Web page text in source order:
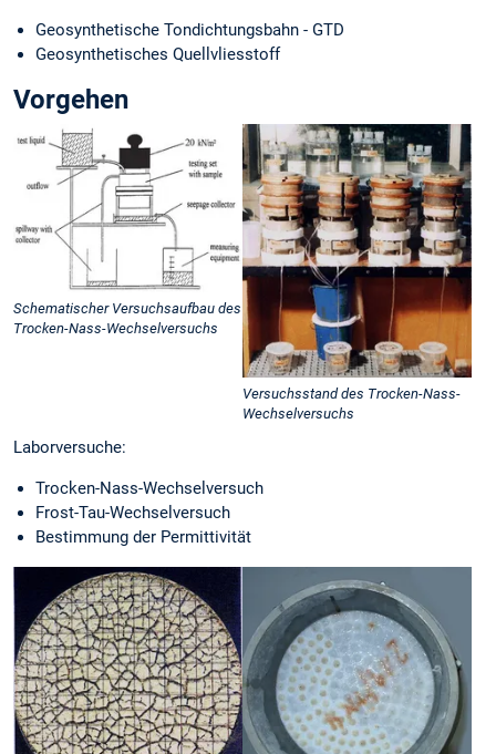
Geosynthetische Tondichtungsbahn - GTD
Geosynthetisches Quellvliesstoff
Vorgehen
Schematischer Versuchsaufbau des
Trocken-Nass-Wechselversuchs
Versuchsstand des Trocken-Nass-
Wechselversuchs
Laborversuche:
Trocken-Nass-Wechselversuch
Frost-Tau-Wechselversuch
Bestimmung der Permittivität